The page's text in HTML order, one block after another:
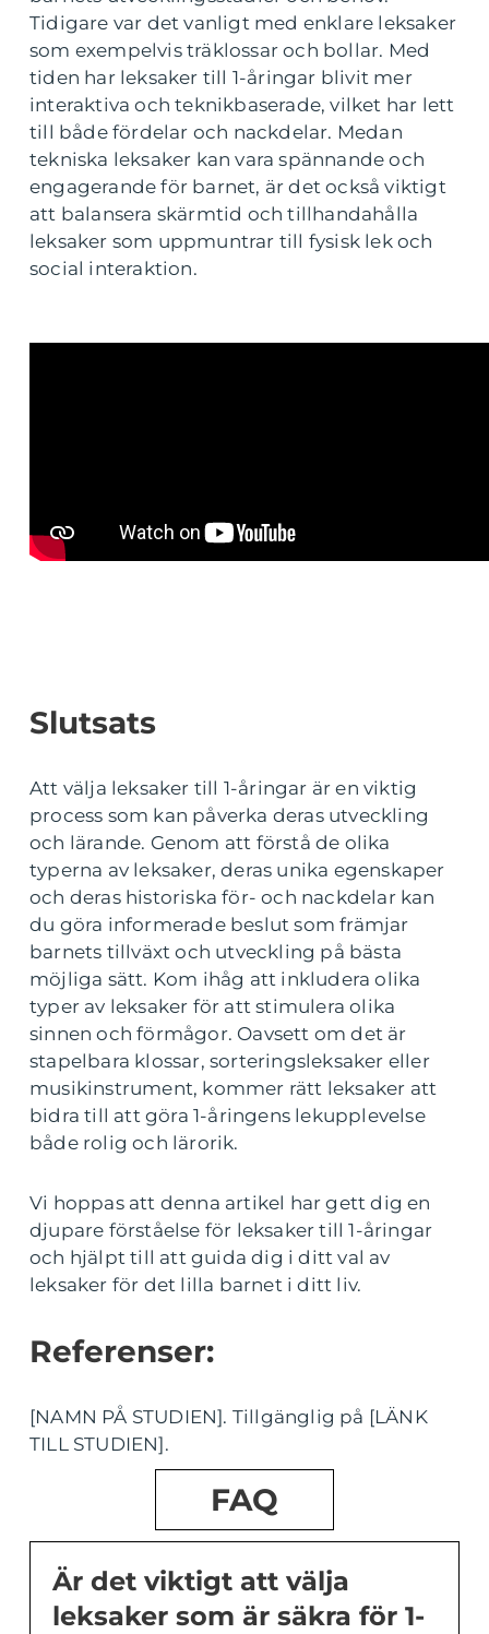
Tidigare var det vanligt med enklare leksaker
som exempelvis träklossar och bollar. Med
tiden har leksaker till 1-åringar blivit mer
interaktiva och teknikbaserade, vilket har lett
till både fördelar och nackdelar. Medan
tekniska leksaker kan vara spännande och
engagerande för barnet, är det också viktigt
att balansera skärmtid och tillhandahålla
leksaker som uppmuntrar till fysisk lek och
social interaktion.
Slutsats
Att välja leksaker till 1-åringar är en viktig
process som kan påverka deras utveckling
och lärande. Genom att förstå de olika
typerna av leksaker, deras unika egenskaper
och deras historiska för- och nackdelar kan
du göra informerade beslut som främjar
barnets tillväxt och utveckling på bästa
möjliga sätt. Kom ihåg att inkludera olika
typer av leksaker för att stimulera olika
sinnen och förmågor. Oavsett om det är
stapelbara klossar, sorteringsleksaker eller
musikinstrument, kommer rätt leksaker att
bidra till att göra 1-åringens lekupplevelse
både rolig och lärorik.
Vi hoppas att denna artikel har gett dig en
djupare förståelse för leksaker till 1-åringar
och hjälpt till att guida dig i ditt val av
leksaker för det lilla barnet i ditt liv.
Referenser:
[NAMN PÅ STUDIEN]. Tillgänglig på [LÄNK
TILL STUDIEN].
FAQ
Är det viktigt att välja
leksaker som är säkra för 1-